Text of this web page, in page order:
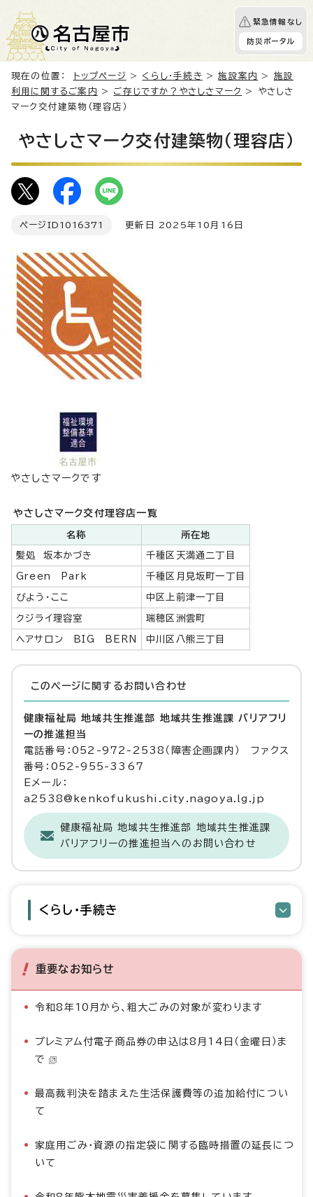
緊急情報なし
防災ポータル
現在の位置： トップページ > くらし・手続き >施設案内 > 施設
利用に関するご案内
> ご存じですか？やさしさマーク
> やさしさ
マーク交付建築物（理容店）
やさしさマーク交付建築物（理容店）
ページID 1016371 更新日 2025年10月16日
やさしさマークです
やさしさマーク交付理容店一覧
名称 所在地
髪処 坂本かづき 千種区天満通二丁目
Green Park 千種区月見坂町一丁目
びよう・ここ 中区上前津一丁目
クジライ理容室 瑞穂区洲雲町
ヘアサロン BIG BERN 中川区八熊三丁目
このページに関する お問い合わせ
健康福祉局 地域共生推進部 地域共生推進課 バリアフリ
ーの推進担当
電話番号：052-972-2538（障害企画課内） ファクス
番号：052-955-3367
Eメール：
a2538@kenkofukushi.city.nagoya.lg.jp
健康福祉局 地域共生推進部 地域共生推進課
バリアフリーの推進担当へのお問い合わせ
くらし・手続き
重要なお知らせ
令和8年10月から、粗大ごみの対象が変わります
プレミアム付電子商品券の申込は8月14日（金曜日）ま
で
最高裁判決を踏まえた生活保護費等の追加給付につい
て
家庭用ごみ・資源の指定袋に関する臨時措置の延長につ
いて